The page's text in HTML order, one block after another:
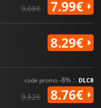
9.08€ 7.99€
8.29€
code promo-8% : DLC8
9.52€ 8.76€